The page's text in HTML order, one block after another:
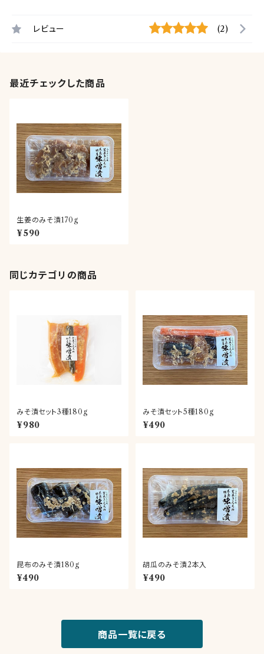
レビュー (2)
最近チェックした商品
生姜のみそ漬170g
¥590
同じカテゴリの商品
みそ漬セット3種180g
¥980
みそ漬セット5種180g
¥490
昆布のみそ漬180g
¥490
胡瓜のみそ漬2本入
¥490
商品一覧に戻る